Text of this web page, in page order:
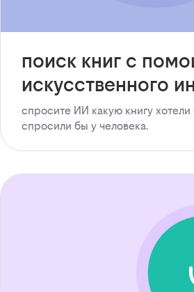
поиск книг с
искусственного
спросите ИИ какую книгу хотели
спросили бы у человека.